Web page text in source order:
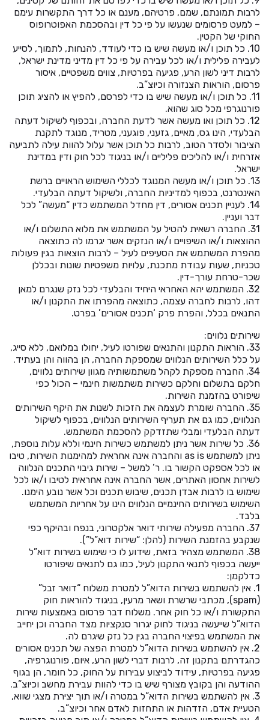
לרבות תמונתם, שמם, פרטיהם, מענם או כל דרך התקשרות עימם
– למעט פרסומים שנעשו על פי כל דין ובהסכמת האפוטרופוס
החוקי של הקטין.
10. כל תוכן ו/או מעשה שיש בו כדי לעודד, להנחות, לתמוך, לסייע
לעבירה פלילית ו/או לכל עבירה על פי כל דין מדיני מדינת ישראל,
לרבות דיני לשון הרע, פגיעה בפרטיות, צווים משפטיים, איסור
פרסום, הוראות הצנזורה וכיוצ”ב.
11. כל תוכן ו/או מעשה שיש בו כדי לפרסם, להפיץ או להציג תוכן
פורנוגרפי מכל סוג שהוא.
12. כל תוכן ואו מעשה אשר לדעת החברה, ובכפוף לשיקול דעתה
הבלעדי, הינו גס, מאיים, גזעני, פוגעני, מטריד, מנוגד לתקנת
הציבור ולסדר הטוב, לרבות כל תוכן אשר עלול להוות עילה לתביעה
אזרחית ו/או להליכים פליליים ו/או בניגוד לכל חוק ודין במדינת
ישראל.
13. כל תוכן ו/או מעשה המנוגד לכללי השימוש הראויים ברשת
האינטרנט, בכפוף למדיניות החברה, ולשיקול דעתה הבלעדי.
14. לעניין תכנים אסורים, דין מחדל המשתמש כדין “מעשה” לכל
דבר ועניין.
31. החברה רשאית להטיל על המשתמש את מלוא התשלום ו/או
ההוצאות ו/או השיפויים ו/או הנזקים אשר יגרמו לה כתוצאה
מהפרת המשתמש את הסעיפים לעיל – לרבות הוצאות בגין פעולות
טכניות, שעות עבודת מתכנת, עלויות משפטיות שונות ובכללן
שכר-טרחת עורך-דין.
32. המשתמש יהא האחראי היחיד והבלעדי לכל נזק שנגרם למאן
דהו, לרבות לחברה עצמה, כתוצאה מהפרתו את התקנון ו/או
התנאים בכלל, והפרת פרק ‘תכנים אסורים’ בפרט.
שירותים נלווים:
33. הוראות התקנון והתנאים שפורטו לעיל, יחולו במלואם, ללא סייג,
על כלל השירותים הנלווים שמספקת החברה, הן בהווה והן בעתיד.
34. החברה מספקת לקהל משתמשותיה מגוון שירותים נלווים,
חלקם בתשלום וחלקם כשירות משתמשות חינמי – הכול כפי
שיפורט בהזמנת השירות.
35. החברה שומרת לעצמה את הזכות לשנות את היקף השירותים
הנלווים, כמו גם את תעריף השירותים הנלווים, בכפוף לשיקול
דעתה הבלעדי ומבלי שתזדקק להסכמת המשתמש.
36. כל שירות אשר ניתן למשתמש כשירות חינמי וללא עלות נוספת,
ניתן למשתמש as is והחברה אינה אחראית למהימנות השירות, טיבו
או לכל אספקט הקשור בו. ר’ למשל – שירות גיבוי התכנים הנלווה
לשירות אחסון האתרים, אשר החברה אינה אחראית לטיבו ו/או לכל
שימוש בו לרבות אבדן תכנים, שיבוש תכנים וכל אשר נובע הימנו.
השימוש בשירותים החינמיים הנלווים הינו על אחריות המשתמש
בלבד.
37. החברה מפעילה שירותי דואר אלקטרוני, בנפח ובהיקף כפי
שנקבע בהזמנת השירות (להלן: “שירות דוא”ל”).
38. המשתמש מצהיר בזאת, שידוע לו כי שימוש בשירות דוא”ל
ייעשה בכפוף לתנאי התקנון לעיל, כמו גם לתנאים שיפורטו
כדלקמן:
1. אין להשתמש בשירות הדוא”ל למטרת משלוח “דואר זבל”
(spam), מכתבי שרשרת ושאר מרעין, בניגוד להוראות חוק
התקשורת ו/או כל חוק אחר. משלוח דבר פרסום באמצעות שירות
הדוא”ל שייעשה בניגוד לחוק יגרור סנקציות מצד החברה וכן יחייב
את המשתמש בפיצוי החברה בגין כל נזק שיגרם לה.
2. אין להשתמש בשירות הדוא”ל למטרת הפצה של תכנים אסורים
כהגדרתם בתקנון זה, לרבות דברי לשון הרע, איום, פורנוגרפיה,
פגיעה בפרטיות, עידוד לביצוע עבירות על החוק, כל חומר, הן בגוף
ההודעה והן בקובץ מצורף שיש בו כדי להוות עבירת מחשב וכיוצ”ב.
3. אין להשתמש בשירות הדוא”ל במטרה ו/או תוך יצירת מצגי שווא,
הטעיית אדם, הזדהות או התחזות לאדם אחר וכיוצ”ב.